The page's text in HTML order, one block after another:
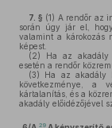
7. § (1) A rendőr az
során úgy jár el,
valamint a károkozás
képest.
(2) Ha az akadály
esetén a rendőr
(3) Ha az akadály
következménye, a
kártalanítás, és a
akadály előidézőjével
29